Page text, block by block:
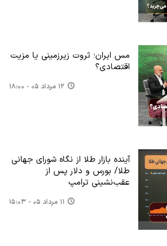
مس ایران؛ ثروت زیرزمینی یا مزیت
اقتصادی؟
۱۲ مرداد ۰۵ - ۱۸:۰۰
آینده بازار طلا از نگاه شورای جهانی
طلا/ بورس و دلار پس از
عقب‌نشینی ترامپ
۱۱ مرداد ۰۵ - ۱۵:۰۳